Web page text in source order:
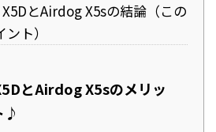
とAirdog X5sの結論（この
ト）
とAirdog X5sのメリッ
♪